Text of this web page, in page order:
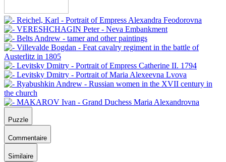
Puzzle
Commentaire
Similaire